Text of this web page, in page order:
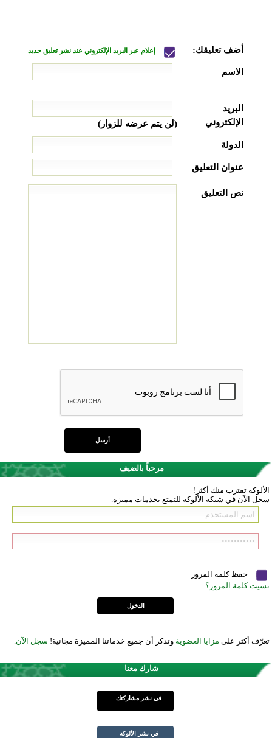
أضف تعليقك: إعلام عبر البريد الإلكتروني عند نشر تعليق جديد
الاسم
البريد
الإلكتروني
(لن يتم عرضه للزوار)
الدولة
عنوان التعليق
نص التعليق
مرحباً بالضيف
الألوكة تقترب منك أكثر!
سجل الآن في شبكة الألوكة للتمتع بخدمات مميزة.
حفظ كلمة المرور
نسيت كلمة المرور؟
تعرّف أكثر على مزايا العضوية وتذكر أن جميع خدماتنا المميزة مجانية! سجل الآن
شارك معنا
في نشر مشاركتك
في نشر الألوكة